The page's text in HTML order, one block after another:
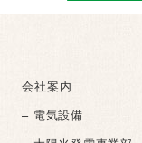
会社案内
– 電気設備